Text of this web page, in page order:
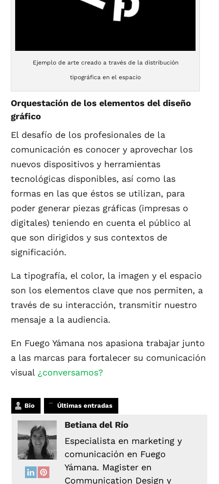
Ejemplo de arte creado a través de la distribución
tipográfica en el espacio
Orquestación de los elementos del diseño
gráfico
El desafío de los profesionales de la
comunicación es conocer y aprovechar los
nuevos dispositivos y herramientas
tecnológicas disponibles, así como las
formas en las que éstos se utilizan, para
poder generar piezas gráficas (impresas o
digitales) teniendo en cuenta el público al
que son dirigidos y sus contextos de
significación.
La tipografía, el color, la imagen y el espacio
son los elementos clave que nos permiten, a
través de su interacción, transmitir nuestro
mensaje a la audiencia.
En Fuego Yámana nos apasiona trabajar junto
a las marcas para fortalecer su comunicación
visual ¿conversamos?
Bio Últimas entradas
Betiana del Río
Especialista en marketing y
comunicación en Fuego
Yámana. Magister en
Communication Design y